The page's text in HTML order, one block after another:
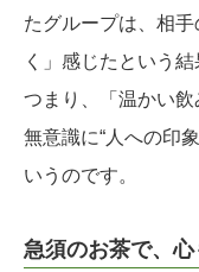
たグループは、相
く」感じたという結
つまり、「温かい
無意識に“人への印
いうのです。
急須のお茶で、心